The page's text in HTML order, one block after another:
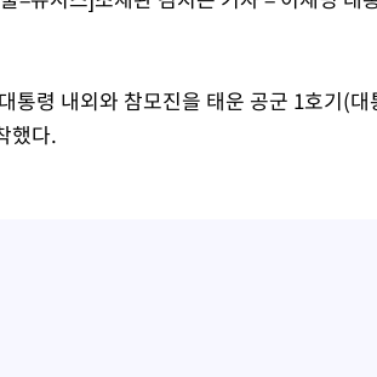
통령 내외와 참모진을 태운 공군 1호기(
했다.